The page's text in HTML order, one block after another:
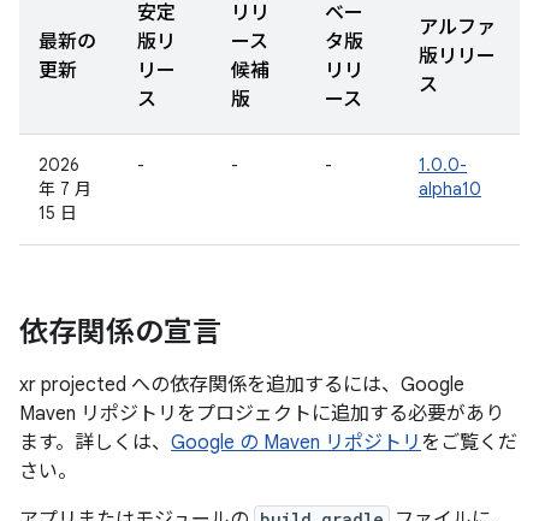
最新の
更新
安定
版リ
リー
ス
リリ
ース
候補
版
ベー
タ版
リリ
ース
アルファ
版リリー
ス
2026
年 7 月
15 日
- - -
1.0.0-
alpha10
依存関係の宣言
xr projected への依存関係を追加するには、Google
Maven リポジトリをプロジェクトに追加する必要があり
ます。詳しくは、 Google の Maven リポジトリ をご覧くだ
さい。